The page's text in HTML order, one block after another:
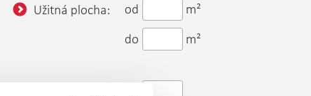
Užitná plocha: od
m²
do
m²